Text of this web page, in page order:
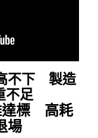
不下 製造
不足
達標 高耗
場